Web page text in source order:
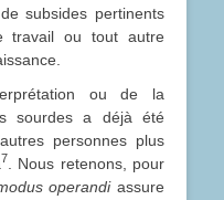
subsides pertinents
travail ou tout autre
ou de la
sourdes a déjà été
personnes plus
7
. Nous retenons, pour
operandiassure